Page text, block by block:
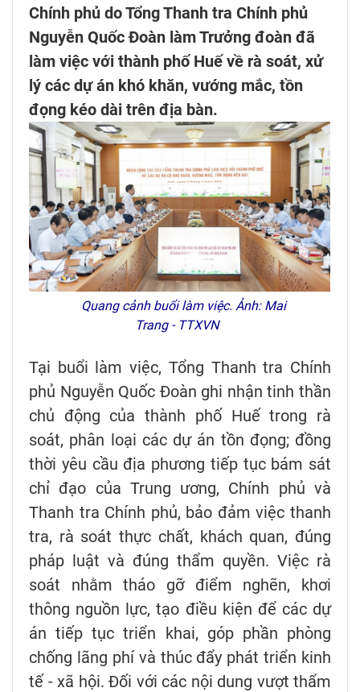
Chính phủ do Tổng Thanh tra Chính phủ
Nguyễn Quốc Đoàn làm Trưởng đoàn đã
làm việc với thành phố Huế về rà soát, xử
lý các dự án khó khăn, vướng mắc, tồn
đọng kéo dài trên địa bàn.
Quang cảnh buổi làm việc. Ảnh: Mai
Trang - TTXVN
Tại buổi làm việc, Tổng Thanh tra Chính
phủ Nguyễn Quốc Đoàn ghi nhận tinh thần
chủ động của thành phố Huế trong rà
soát, phân loại các dự án tồn đọng; đồng
thời yêu cầu địa phương tiếp tục bám sát
chỉ đạo của Trung ương, Chính phủ và
Thanh tra Chính phủ, bảo đảm việc thanh
tra, rà soát thực chất, khách quan, đúng
pháp luật và đúng thẩm quyền. Việc rà
soát nhằm tháo gỡ điểm nghẽn, khơi
thông nguồn lực, tạo điều kiện để các dự
án tiếp tục triển khai, góp phần phòng
chống lãng phí và thúc đẩy phát triển kinh
tế - xã hội. Đối với các nội dung vượt thẩm